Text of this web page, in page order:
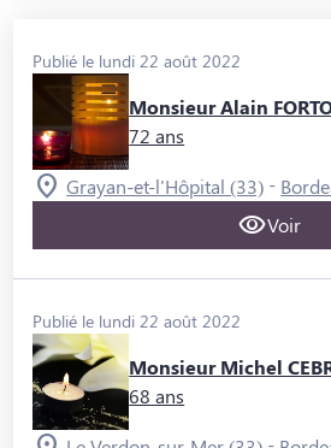
Publié le lundi 22 août 2022
Monsieur Alain
72 ans
Grayan-et-l'Hôpital (33) -
Voir
Publié le lundi 22 août 2022
Monsieur Michel
68 ans